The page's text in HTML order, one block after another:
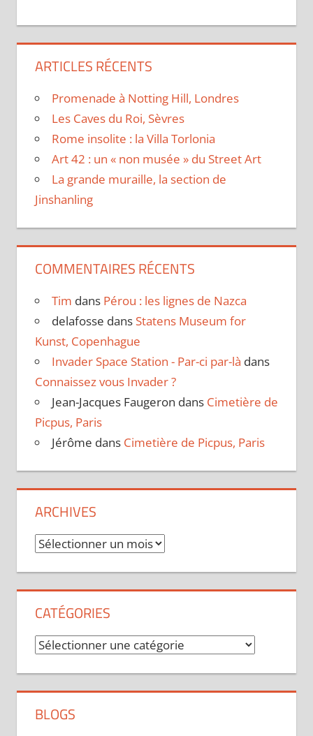
ARTICLES RÉCENTS
Promenade à Notting Hill, Londres
Les Caves du Roi, Sèvres
Rome insolite : la Villa Torlonia
Art 42 : un « non musée » du Street Art
La grande muraille, la section de
Jinshanling
COMMENTAIRES RÉCENTS
Tim dans Pérou : les lignes de Nazca
delafosse dans Statens Museum for
Kunst, Copenhague
Invader Space Station - Par-ci par-là dans
Connaissez vous Invader ?
Jean-Jacques Faugeron dans Cimetière de
Picpus, Paris
Jérôme dans Cimetière de Picpus, Paris
ARCHIVES
Archives
CATÉGORIES
Catégories
BLOGS